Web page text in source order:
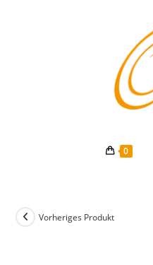
0
Vorheriges Produkt